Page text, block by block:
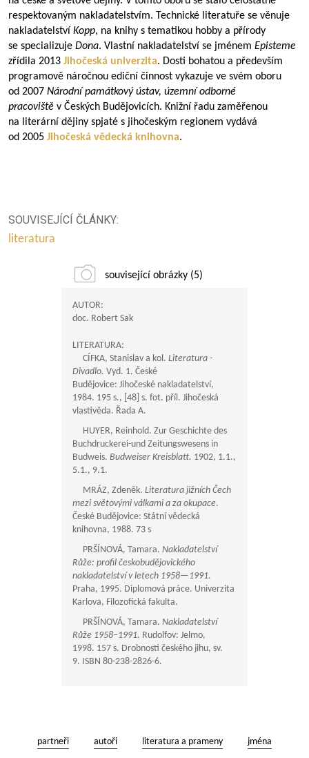
respektovaným nakladatelstvím. Technické literatuře se věnuje
nakladatelství Kopp, na knihy s tematikou hobby a přírody
se specializuje Dona. Vlastní nakladatelství se jménem Episteme
zřídila 2013 Jihočeská univerzita. Dosti bohatou a především
programově náročnou ediční činnost vykazuje ve svém oboru
od 2007 Národní památkový ústav, územní odborné
pracoviště v Českých Budějovicích. Knižní řadu zaměřenou
na literární dějiny spjaté s jihočeským regionem vydává
od 2005 Jihočeská vědecká knihovna.
SOUVISEJÍCÍ ČLÁNKY:
literatura
související obrázky (5)
AUTOR:
doc. Robert Sak
LITERATURA:
CÍFKA, Stanislav a kol. Literatura -
Divadlo. Vyd. 1. České
Budějovice: Jihočeské nakladatelství,
1984. 195 s., [48] s. fot. příl. Jihočeská
vlastivěda. Řada A.
HUYER, Reinhold. Zur Geschichte des
Buchdruckerei-und Zeitungswesens in
Budweis. Budweiser Kreisblatt. 1902, 1.1.,
5.1., 9.1.
MRÁZ, Zdeněk. Literatura jižních Čech
mezi světovými válkami a za okupace.
České Budějovice: Státní vědecká
knihovna, 1988. 73 s
PRŠÍNOVÁ, Tamara. Nakladatelství
Růže: profil českobudějovického
nakladatelství v letech 1958—1991.
Praha, 1995. Diplomová práce. Univerzita
Karlova, Filozofická fakulta.
PRŠÍNOVÁ, Tamara. Nakladatelství
Růže 1958–1991. Rudolfov: Jelmo,
1998. 157 s. Drobnosti českého jihu, sv.
9. ISBN 80-238-2826-6.
partneři autoři literatura a prameny jména